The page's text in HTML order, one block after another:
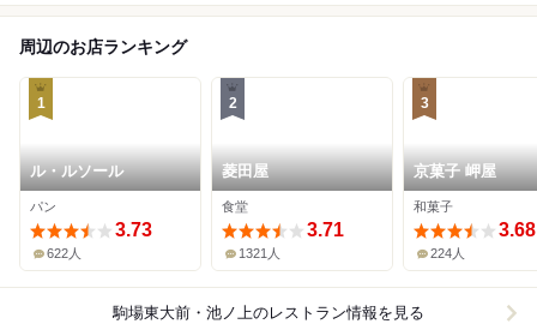
周辺のお店ランキング
1
ル・ルソール
パン
3.73
622人
2
菱田屋
食堂
3.71
1321人
3
京菓子 岬屋
和菓子
3.68
224人
駒場東大前・池ノ上のレストラン情報を見る